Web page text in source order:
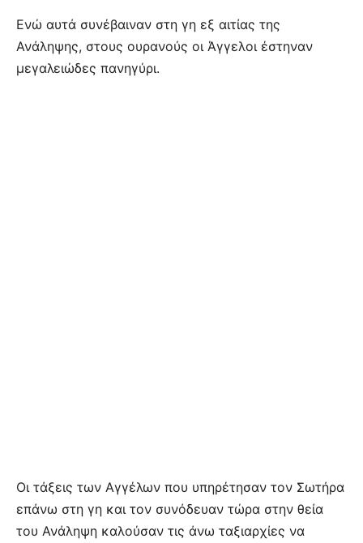
Ενώ αυτά συνέβαιναν στη γη εξ αιτίας της
Ανάληψης, στους ουρανούς οι Άγγελοι έστηναν
μεγαλειώδες πανηγύρι.
Οι τάξεις των Αγγέλων που υπηρέτησαν τον Σωτήρα
επάνω στη γη και τον συνόδευαν τώρα στην θεία
του Ανάληψη καλούσαν τις άνω ταξιαρχίες να